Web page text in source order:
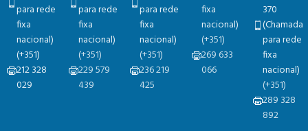
para rede
fixa
nacional)
(+351)
212 328
029
para rede
fixa
nacional)
(+351)
229 579
439
para rede
fixa
nacional)
(+351)
236 219
425
fixa
nacional)
(+351)
269 633
066
370
(Chamada
para rede
fixa
nacional)
(+351)
289 328
892